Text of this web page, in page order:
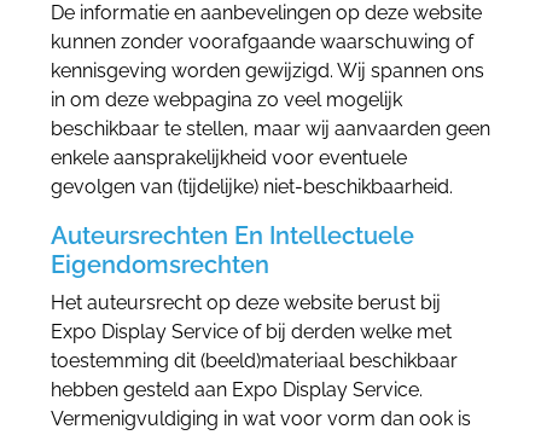
De informatie en aanbevelingen op deze website
kunnen zonder voorafgaande waarschuwing of
kennisgeving worden gewijzigd. Wij spannen ons
in om deze webpagina zo veel mogelijk
beschikbaar te stellen, maar wij aanvaarden geen
enkele aansprakelijkheid voor eventuele
gevolgen van (tijdelijke) niet-beschikbaarheid.
Auteursrechten En Intellectuele
Eigendomsrechten
Het auteursrecht op deze website berust bij
Expo Display Service of bij derden welke met
toestemming dit (beeld)materiaal beschikbaar
hebben gesteld aan Expo Display Service.
Vermenigvuldiging in wat voor vorm dan ook is